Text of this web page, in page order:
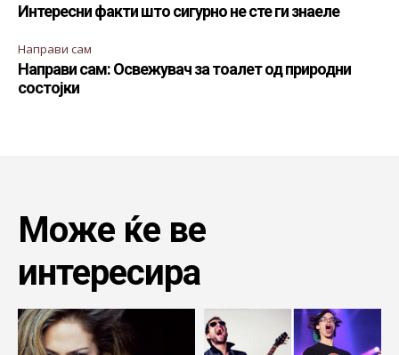
Интересни факти што сигурно не сте ги знаеле
Направи сам
Направи сам: Освежувач за тоалет од природни
состојки
Може ќе ве
интересира